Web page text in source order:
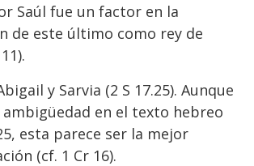
Saúl fue un factor en la
de este último como rey de
y Sarvia (2 S 17.25). Aunque
en el texto hebreo
esta parece ser la mejor
(cf. 1 Cr 16).